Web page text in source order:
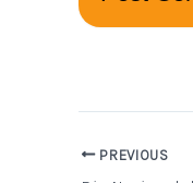
PREVIOUS